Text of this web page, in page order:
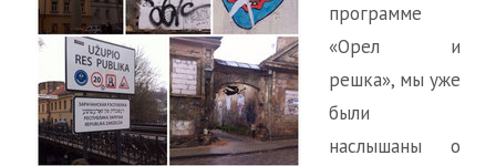
программе
«Орел и
решка», мы уже
были
наслышаны о